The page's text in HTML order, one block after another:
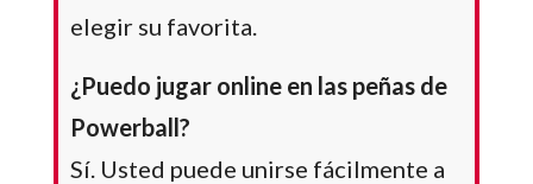
elegir su favorita.
¿Puedo jugar online en las peñas de
Powerball?
Sí. Usted puede unirse fácilmente a